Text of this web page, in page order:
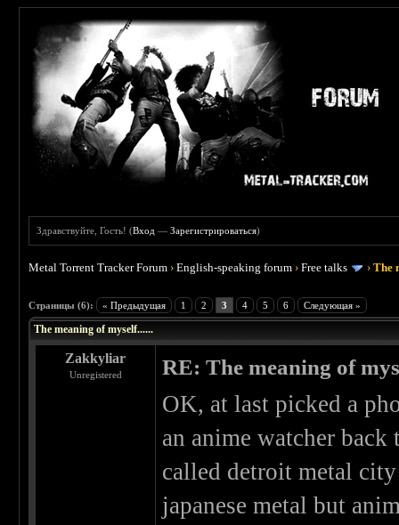
Здравствуйте, Гость! (Вход —Зарегистрироваться)
Metal Torrent Tracker Forum ›English-speaking forum ›Free talks ›The
Страницы (6): « Предыдущая 1 2 3 4 5 6 Следующая »
The meaning of myself......
Zakkyliar
Unregistered RE: The meaning of
OK, at last picked a
an anime watcher
called detroit metal
japanese metal but